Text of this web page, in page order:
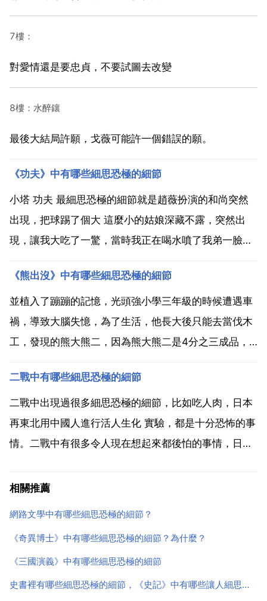
7樓：
對愛情還是要忠貞，不要試圖去改變
8樓：水醉鑲
最後大結局許願，戈薇可能許一個錯誤的願。
《功夫》中有哪些細思恐極的細節
小塔 功夫 最細思恐極的細節就是趙薇扮演的和尚突然
出現，把球踢了個大 這麼小的姑娘深藏不露，突然出
現，讓我大吃了一驚，當時我正在喝水噴了我弟一臉
靈塗炭，幸虧他會如來神掌。 繩林 琛哥頭轉了幾圈身
體卻沒倒...
《熊出沒》中有哪些細思恐極的細節
並植入了蹦蹦的記憶，光頭強小學三年級的時候遭遇車
禍，導致大腦失憶，為了生活，他長大後只能去當伐木
工，發現的熊大熊二，因為熊大熊二是4分之三成品，
給忘掉了，然後就開始了阻止伐木和伐木的故事，在熊
出沒過年電影當中，企鵝科技為了研究出成品，便想辦
法要把熊大熊...
二戰中有哪些細思恐極的細節
二戰中出現過很多細思恐極的細節，比如吃人肉，日本
再東北用中國人進行活人生化 實驗，都是十分恐怖的事
情。二戰中有很多令人現在想起來都後怕的事情，日本
驗等等，這些都是把人不當人的事件，都是讓人現在想
相關推薦
網路文學中有哪些細思恐極的細節？
《奇異博士》中有哪些細思恐極的細節？為什麼？
《三國演義》中有哪些細思恐極的細節
史書裡有哪些細思恐極的細節，《史記》中有哪些讓人細思極恐的細節？